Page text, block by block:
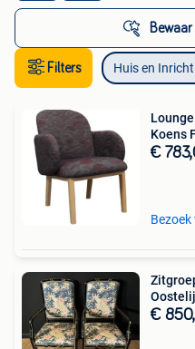
Filters Huis en
Koens
€
€